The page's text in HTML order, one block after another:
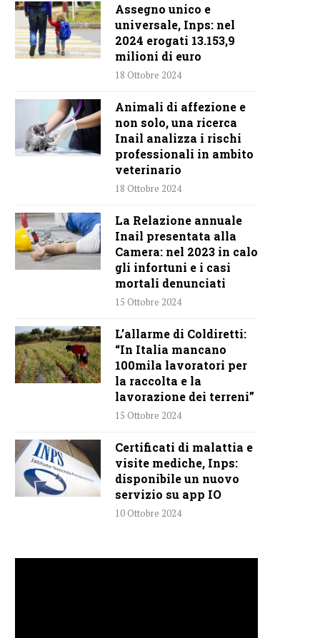
Assegno unico e
universale, Inps: nel
2024 erogati 13.153,9
milioni di euro
18 Ottobre 2024
Animali di affezione e
non solo, una ricerca
Inail analizza i rischi
professionali in ambito
veterinario
18 Ottobre 2024
La Relazione annuale
Inail presentata alla
Camera: nel 2023 in calo
gli infortuni e i casi
mortali denunciati
15 Ottobre 2024
L’allarme di Coldiretti:
“In Italia mancano
100mila lavoratori per
la raccolta e la
lavorazione dei terreni”
15 Ottobre 2024
Certificati di malattia e
visite mediche, Inps:
disponibile un nuovo
servizio su app IO
10 Ottobre 2024